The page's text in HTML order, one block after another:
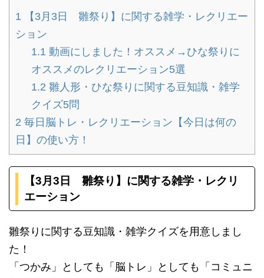
1 【3月3日 雛祭り】に関する雑学・レクリエー
ション
1.1 動画にしました！オススメ→ひな祭りに
オススメのレクリエーション5選
1.2 雛人形・ひな祭りに関する豆知識・雑学
クイズ5問
2 毎日脳トレ・レクリエーション【今日は何の
日】の使い方！
【3月3 日 雛祭り】に関する雑学・レクリ
エーション
雛祭りに関する豆知識・雑学クイズを用意しまし
た！
「つかみ」としても「脳トレ」としても「コミュニ